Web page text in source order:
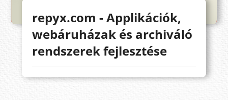
repyx.com - Applikációk,
webáruházak és archiváló
rendszerek fejlesztése